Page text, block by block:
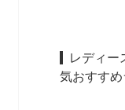
レディー
気おすす